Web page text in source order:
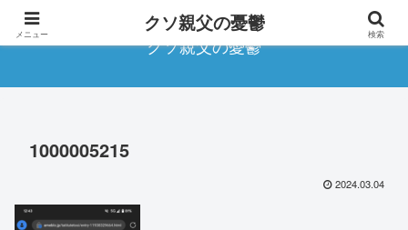
クソ親父の憂鬱
1000005215
2024.03.04
メニュー クソ親父の憂鬱 検索